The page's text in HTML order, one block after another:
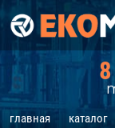
главная каталог